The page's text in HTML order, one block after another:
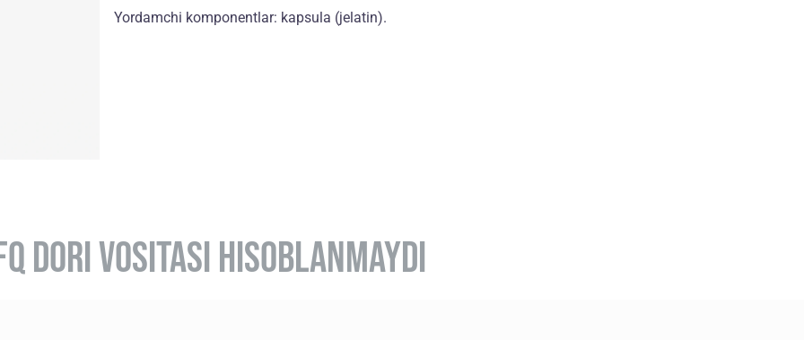
Yordamchi komponentlar: kapsula (jelatin).
DORI VOSITASI HISOBLANMAYDI